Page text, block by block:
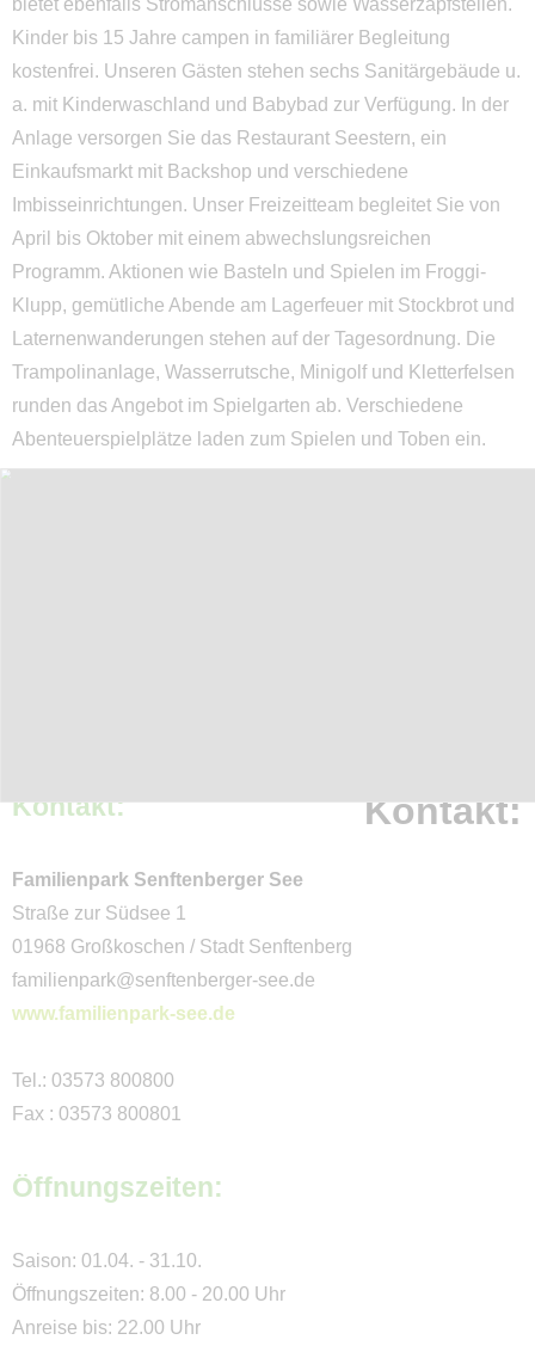
Ruppiner Seenland
Uckermark
Barnimer Land
Seenland Oder-Spree
Dahme Seengebiet
Spreewald
Elbe-Elster
Lausitzer Seenland
Fläming
Wasser
Service
Bestellung Campingführer
Bestellung Gutscheine
Veranstaltungen
Campingcheckliste
Klassifizierte Campingplätze
EcoCampingplätze
Campingplätze mit
ServiceQualität
Kinder bis 15 Jahre campen in familiärer Begleitung
kostenfrei. Unseren Gästen stehen sechs Sanitärgebäude u.
a. mit Kinderwaschland und Babybad zur Verfügung. In der
Anlage versorgen Sie das Restaurant Seestern, ein
Einkaufsmarkt mit Backshop und verschiedene
Imbisseinrichtungen. Unser Freizeitteam begleitet Sie von
April bis Oktober mit einem abwechslungsreichen
Programm. Aktionen wie Basteln und Spielen im Froggi-
Klupp, gemütliche Abende am Lagerfeuer mit Stockbrot und
Laternenwanderungen stehen auf der Tagesordnung. Die
Trampolinanlage, Wasserrutsche, Minigolf und Kletterfelsen
runden das Angebot im Spielgarten ab. Verschiedene
Abenteuerspielplätze laden zum Spielen und Toben ein.
Kontakt:
Familienpark Senftenberger See
Straße zur Südsee 1
01968 Großkoschen / Stadt Senftenberg
familienpark@senftenberger-see.de
www.familienpark-see.de
Tel.: 03573 800800
Fax : 03573 800801
Öffnungszeiten:
Saison: 01.04. - 31.10.
Öffnungszeiten: 8.00 - 20.00 Uhr
Anreise bis: 22.00 Uhr
Kontakt: